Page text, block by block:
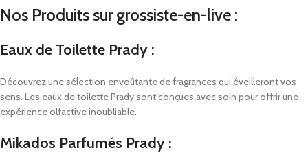
Nos Produits sur grossiste-en-live :
Eaux de Toilette Prady :
Découvrez une sélection envoûtante de fragrances qui éveilleront vos
sens. Les eaux de toilette Prady sont conçues avec soin pour offrir une
expérience olfactive inoubliable.
Mikados Parfumés Prady :